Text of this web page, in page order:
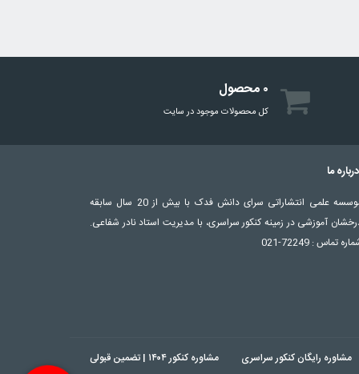
۰ محصول
کل محصولات موجود در سایت
ما
موسسه علمی انتشاراتی سرای دانش فدک با بیش از 20 سال سابقه
آموزشی در زمینه کنکور سراسری، با مدیریت استاد نادر شفاعی.
تماس : 72249-021
مشاوره رایگان کنکور سراسری مشاوره کنکور ۱۴۰۴ | تضمین قبولی